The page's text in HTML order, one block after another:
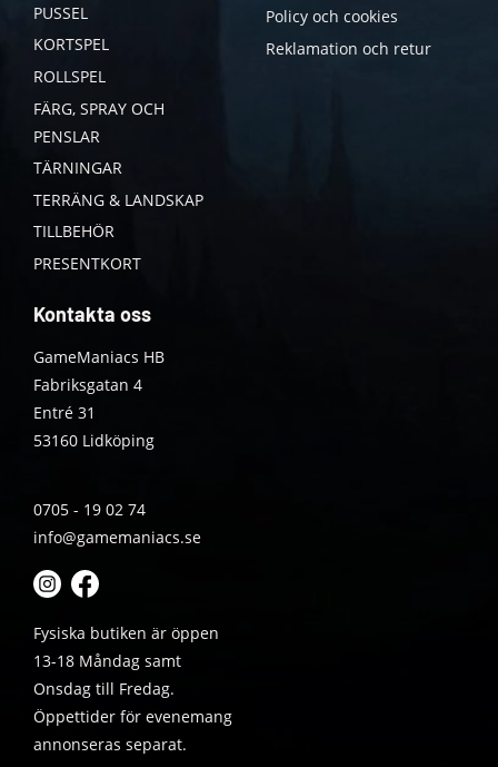
PUSSEL
KORTSPEL
ROLLSPEL
FÄRG, SPRAY OCH
PENSLAR
TÄRNINGAR
TERRÄNG & LANDSKAP
TILLBEHÖR
PRESENTKORT
Policy och cookies
Reklamation och retur
Kontakta oss
GameManiacs HB
Fabriksgatan 4
Entré 31
53160 Lidköping
0705 - 19 02 74
info@gamemaniacs.se
Fysiska butiken är öppen
13-18 Måndag samt
Onsdag till Fredag.
Öppettider för evenemang
annonseras separat.